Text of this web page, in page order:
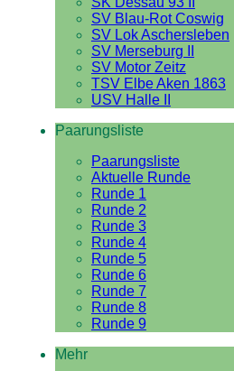
SV Blau-Rot Coswig
SV Lok Aschersleben
SV Merseburg II
SV Motor Zeitz
TSV Elbe Aken 1863
USV Halle II
Paarungsliste
Paarungsliste
Aktuelle Runde
Runde 1
Runde 2
Runde 3
Runde 4
Runde 5
Runde 6
Runde 7
Runde 8
Runde 9
Mehr